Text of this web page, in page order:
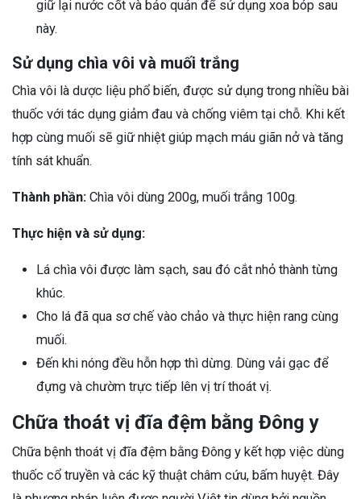
giữ lại nước cốt và bảo quản để sử dụng xoa bóp sau
này.
Sử dụng chìa vôi và muối trắng
Chìa vôi là dược liệu phổ biến, được sử dụng trong nhiều bài
thuốc với tác dụng giảm đau và chống viêm tại chỗ. Khi kết
hợp cùng muối sẽ giữ nhiệt giúp mạch máu giãn nở và tăng
tính sát khuẩn.
Thành phần: Chìa vôi dùng 200g, muối trắng 100g.
Thực hiện và sử dụng:
Lá chìa vôi được làm sạch, sau đó cắt nhỏ thành từng
khúc.
Cho lá đã qua sơ chế vào chảo và thực hiện rang cùng
muối.
Đến khi nóng đều hỗn hợp thì dừng. Dùng vải gạc để
đựng và chườm trực tiếp lên vị trí thoát vị.
Chữa thoát vị đĩa đệm bằng Đông y
Chữa bệnh thoát vị đĩa đệm bằng Đông y kết hợp việc dùng
thuốc cổ truyền và các kỹ thuật châm cứu, bấm huyệt. Đây